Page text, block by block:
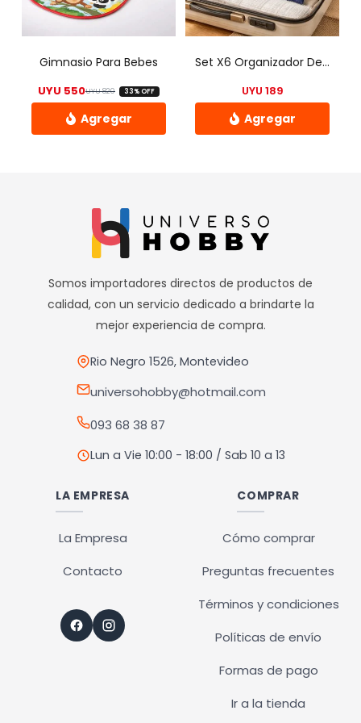
se
pueden
elegir
la
página
de
Gimnasio Para Bebes
UYU820El precio original era: UYU 820.
UYU 550 El precio actual es: UYU 550.
33% OFF
múltiples
variantes.
Las
opciones
se
pueden
en
la
de
producto
Set X6 Organizador De Valija Mochila Equipaje Viaje – Uh
UYU 189
variantes.
Las
opciones
se
pueden
producto
Somos importadores directos de productos de
calidad, con un servicio dedicado a brindarte la
mejor experiencia de compra.
Rio Negro 1526, Montevideo
universohobby@hotmail.com
093 68 38 87
Lun a Vie 10:00 - 18:00 / Sab 10 a 13
LA EMPRESA
La Empresa
Contacto
COMPRAR
Cómo comprar
Preguntas frecuentes
Términos y condiciones
Políticas de envío
Formas de pago
Ir a la tienda